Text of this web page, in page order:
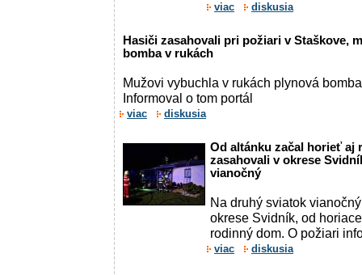
viac diskusia
Hasiči zasahovali pri požiari v Staškove,
bomba v rukách
Mužovi vybuchla v rukách plynová
Informoval o tom portál
viac diskusia
Od altánku začal horieť aj
zasahovali v okrese
vianočný
Na druhý sviatok
okrese Svidník, od
rodinný dom. O požiari
viac diskusia